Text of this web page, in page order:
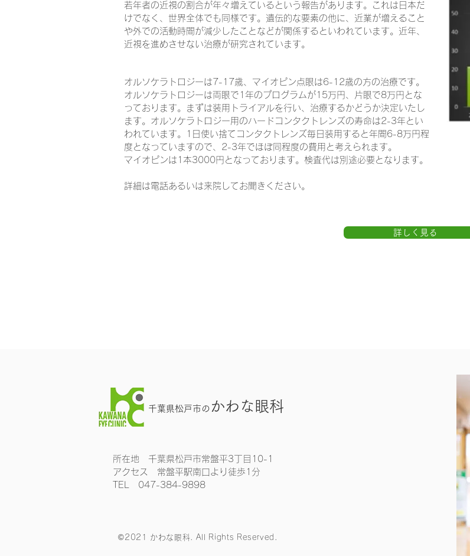
若年者の近視の割合が年々増えているという報告があります。これは日本だ
けでなく、世界全体でも同様です。遺伝的な要素の他に、近業が増えること
や外での活動時間が減少したことなどが関係するといわれています。近年、
近視を進めさせない治療が研究されています。
オルソケラトロジーは7-17歳、マイオピン点眼は6-12歳の方の治療です。
オルソケラトロジーは両眼で1年のプログラムが15万円、片眼で8万円とな
っております。まずは装用トライアルを行い、治療するかどうか決定いたし
ます。オルソケラトロジー用のハードコンタクトレンズの寿命は2-3年とい
われています。1日使い捨てコンタクトレンズ毎日装用すると年間6-8万円程
度となっていますので、2-3年でほぼ同程度の費用と考えられます。
マイオピンは1本3000円となっております。検査代は別途必要となります。
詳細は電話あるいは来院してお聞きください。
詳しく見る
千葉県松戸市の かわな眼科
所在地 千葉県松戸市常盤平3丁目10-1
アクセス 常盤平駅南口より徒歩1分
​TEL 047-384-9898
©2021 かわな眼科. All Rights Reserved.